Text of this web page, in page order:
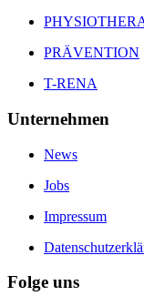
PRÄVENTION
T-RENA
Unternehmen
News
Jobs
Impressum
Folge uns